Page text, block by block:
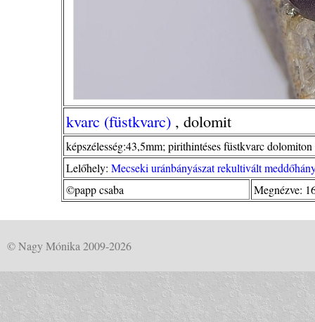
kvarc (füstkvarc) , dolomit
képszélesség:43,5mm; pirithintéses füstkvarc
Lelőhely: Mecseki uránbányászat rekultivált
©papp csaba
Megnézve:
© Nagy Mónika 2009-2026